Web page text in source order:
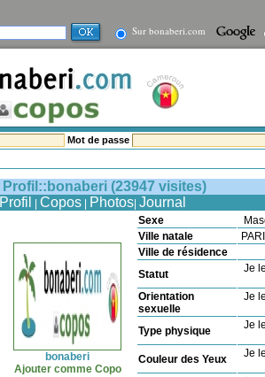
Sur bonaberi.com
Mot de passe
Profil::bonaberi (23947 visites)
Profil
Copos Photos Journal
bonaberi
Ajouter comme Copo
Sexe
Ville natale
Ville de résidence
Statut
Je
Orientation
sexuelle
Je
Type physique Je
Couleur des Yeux Je